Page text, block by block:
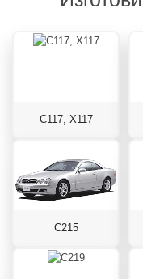
C117, X117
C215